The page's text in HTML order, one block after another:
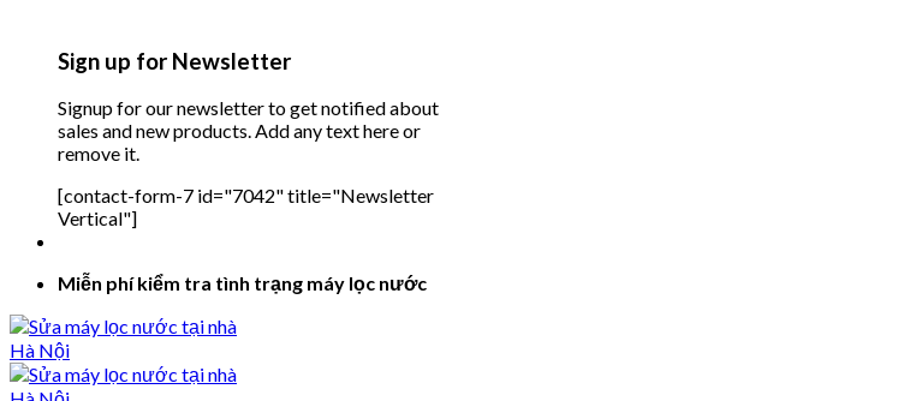
Sign up for Newsletter
Signup for our newsletter to get notified about
sales and new products. Add any text here or
remove it.
[contact-form-7 id="7042" title="Newsletter
Vertical"]
Miễn phí kiểm tra tình trạng máy lọc nước